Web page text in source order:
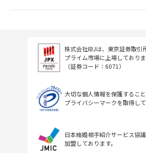
株式会社IBJは、東京証券取引
プライム市場に上場しておりま
（証券コード：6071）
大切な個人情報を保護するこ
プライバシーマークを取得して
日本結婚相手紹介サービス協
加盟しております。